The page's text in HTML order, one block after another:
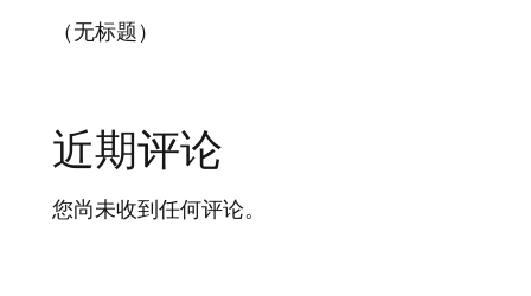
（无标题）
近期评论
您尚未收到任何评论。